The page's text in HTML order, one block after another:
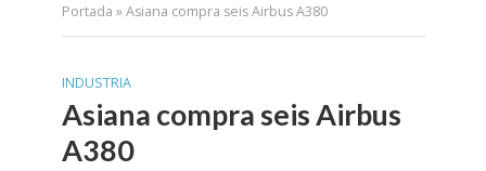
Portada »Asiana compra seis Airbus A380
INDUSTRIA
Asiana compra seis Airbus
A380